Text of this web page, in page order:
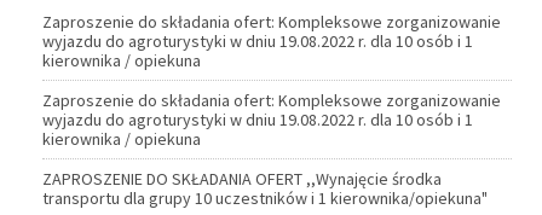
Zaproszenie do składania ofert: Kompleksowe zorganizowanie
wyjazdu do agroturystyki w dniu 19.08.2022 r. dla 10 osób i 1
kierownika / opiekuna
Zaproszenie do składania ofert: Kompleksowe zorganizowanie
wyjazdu do agroturystyki w dniu 19.08.2022 r. dla 10 osób i 1
kierownika / opiekuna
ZAPROSZENIE DO SKŁADANIA OFERT ,,Wynajęcie środka
transportu dla grupy 10 uczestników i 1 kierownika/opiekuna"